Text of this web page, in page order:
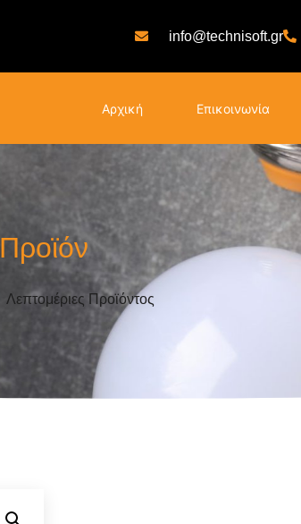
info@technisoft.gr
Αρχική Επικοινωνία
Προϊόν
Λεπτομέριες Προϊόντος